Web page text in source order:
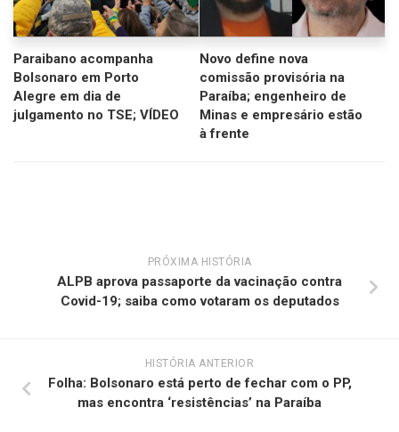
Paraibano acompanha
Bolsonaro em Porto
Alegre em dia de
julgamento no TSE; VÍDEO
Novo define nova
comissão provisória na
Paraíba; engenheiro de
Minas e empresário estão
à frente
PRÓXIMA HISTÓRIA
ALPB aprova passaporte da vacinação contra
Covid-19; saiba como votaram os deputados
HISTÓRIA ANTERIOR
Folha: Bolsonaro está perto de fechar com o PP,
mas encontra ‘resistências’ na Paraíba